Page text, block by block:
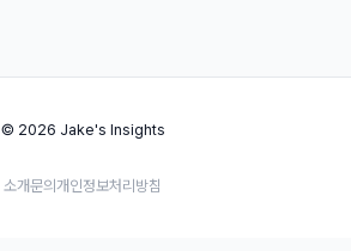
© 2026 Jake's Insights
소개문의 개인정보처리방침